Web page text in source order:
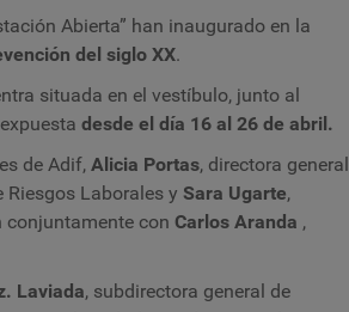
Abierta” han inaugurado en la
del siglo XX.
situada en el vestíbulo, junto al
desde el día 16 al 26 de abril.
de Adif, Alicia Portas, directora general
Riesgos Laborales y Sara Ugarte,
conjuntamente con Carlos Aranda ,
Laviada, subdirectora general de